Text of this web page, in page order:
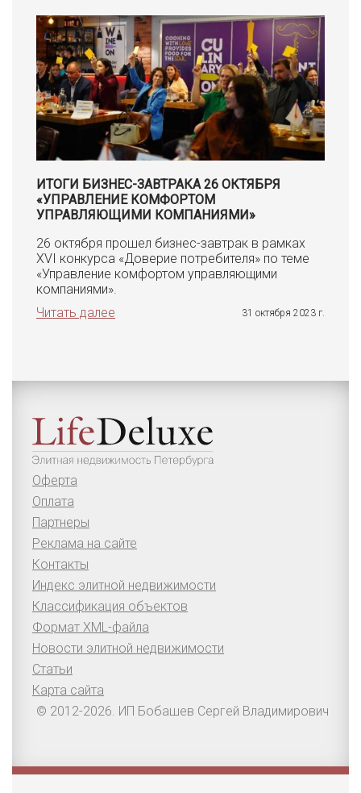
ИТОГИ БИЗНЕС-ЗАВТРАКА 26 ОКТЯБРЯ
«УПРАВЛЕНИЕ КОМФОРТОМ
УПРАВЛЯЮЩИМИ КОМПАНИЯМИ»
26 октября прошел бизнес-завтрак в рамках
XVI конкурса «Доверие потребителя» по теме
«Управление комфортом управляющими
компаниями».
Читать далее
31 октября 2023 г.
Оферта
Оплата
Партнеры
Реклама на сайте
Контакты
Индекс элитной недвижимости
Классификация объектов
Формат XML-файла
Новости элитной недвижимости
Статьи
Карта сайта
© 2012-2026. ИП Бобашев Сергей Владимирович